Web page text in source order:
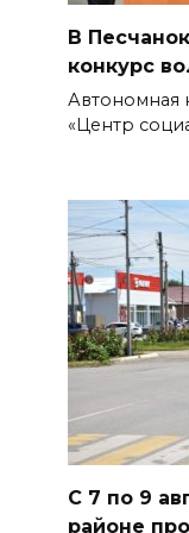
водой
07 августа
трассе
07
В
здании
07 августа
В
конкурс
Автономная
«Центр
С 7 по 9
районе